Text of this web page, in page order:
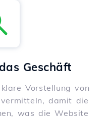
Geschäft
Vorstellung von
damit die
was die Website